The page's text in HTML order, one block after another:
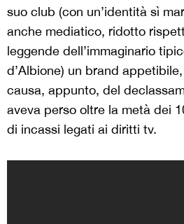
suo club (con un’identità sì
anche mediatico, ridotto
leggende dell’immaginario
d’Albione) un brand
causa, appunto, del
aveva perso oltre la metà dei
di incassi legati ai diritti tv.